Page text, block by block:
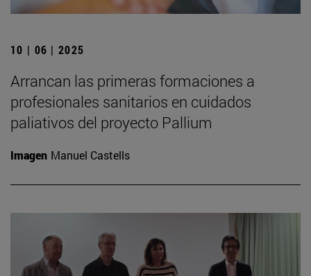
10 | 06 | 2025
Arrancan las primeras formaciones a
profesionales sanitarios en cuidados
paliativos del proyecto Pallium
Imagen Manuel Castells